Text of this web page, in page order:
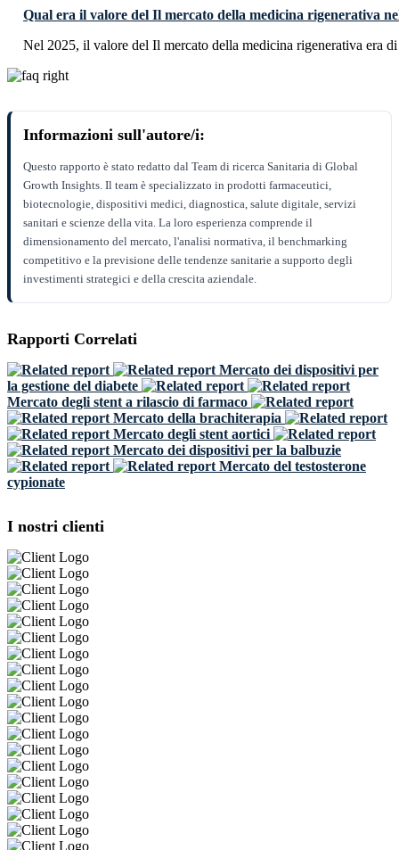
Qual era il valore del Il mercato della medicina rigenerativa
Nel 2025, il valore del Il mercato della medicina rigenerativa era
Informazioni sull'autore/i:
Questo rapporto è stato redatto dal Team di ricerca Sanitaria di Global
Growth Insights. Il team è specializzato in prodotti farmaceutici,
biotecnologie, dispositivi medici, diagnostica, salute digitale, servizi
sanitari e scienze della vita. La loro esperienza comprende il
dimensionamento del mercato, l'analisi normativa, il benchmarking
competitivo e la previsione delle tendenze sanitarie a supporto degli
investimenti strategici e della crescita aziendale.
Rapporti Correlati
Mercato dei dispositivi per
la gestione del diabete
Mercato degli stent a rilascio di farmaco
Mercato della brachiterapia
Mercato degli stent aortici
Mercato dei dispositivi per la balbuzie
Mercato del testosterone
cypionate
I nostri clienti